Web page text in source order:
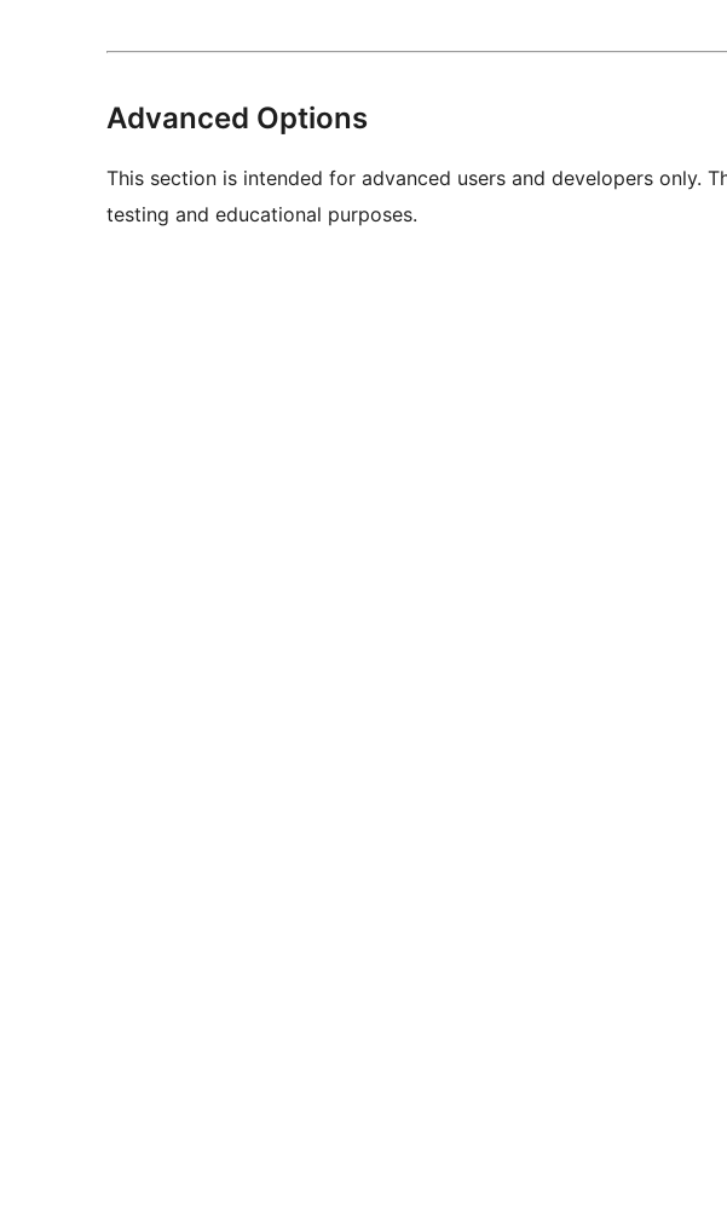
Advanced Options
This section is intended for advanced users and developers only.
testing and educational purposes.